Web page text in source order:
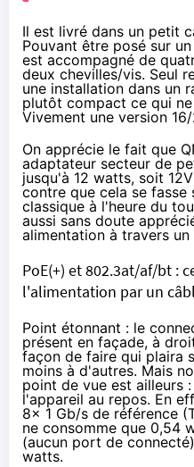
Il est livré dans un petit
Pouvant être posé sur
est accompagné de
deux chevilles/vis. Seul
une installation dans un
plutôt compact ce qui
Vivement une version
On apprécie le fait que
adaptateur secteur de
jusqu'à 12 watts, soit
contre que cela se fasse
classique à l'heure du
aussi sans doute
alimentation à travers un
PoE(+) et 802.3at/af/bt :
l'alimentation par un
Point étonnant : le
présent en façade, à
façon de faire qui plaira
moins à d'autres. Mais
point de vue est ailleurs
l'appareil au repos. En
8x 1 Gb/s de référence (
ne consomme que 0,54
(aucun port de
watts.